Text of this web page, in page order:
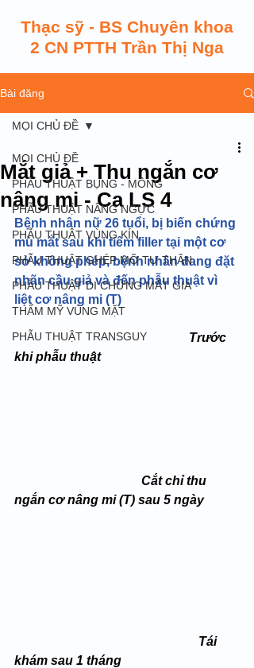
Thạc sỹ - BS Chuyên khoa
2 CN PTTH Trần Thị Nga
Bài đăng
MỌI CHỦ ĐỀ
PHẪU THUẬT BỤNG - MÔNG
PHẪU THUẬT NÂNG NGỰC
PHẪU THUẬT VÙNG KÍN
PHẪU THUẬT GHÉP MỠ TỰ THÂN
PHẪU THUẬT DI CHỨNG MẮT GIẢ
THẨM MỸ VÙNG MẶT
PHẪU THUẬT TRANSGUY
MỌI CHỦ ĐỀ
Mắt giả + Thu ngắn cơ
nâng mi - Ca LS 4
Bệnh nhân nữ 26 tuổi, bị biến chứng
mù mắt sau khi tiêm filler tại một cơ
sở không phép, bệnh nhân đang đặt
nhãn cầu giả và đến phẫu thuật vì
liệt cơ nâng mi (T)
Trước
khi phẫu thuật
Cắt chỉ thu
ngắn cơ nâng mi (T) sau 5 ngày
Tái
khám sau 1 tháng